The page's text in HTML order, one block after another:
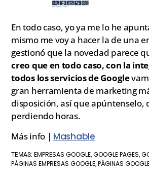
En todo caso, yo ya me lo he
mismo me voy a hacer la de una
gestionó que la novedad parece
creo que en todo caso, con la
todos los servicios de Google
gran herramienta de marketing
disposición, así que apúntenselo,
perdiendo horas.
Más info | Mashable
TEMAS:EMPRESAS GOOGLE,GOOGLE PAGES,
PÁGINAS EMPRESAS GOOGLE,PÁGINAS